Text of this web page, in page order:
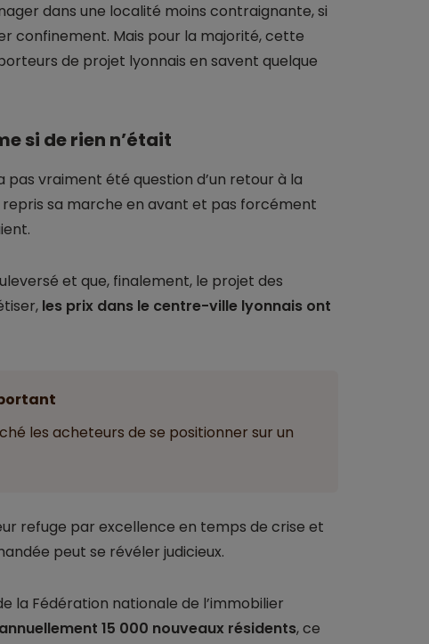
dans une localité moins contraignante, si
confinement. Mais pour la majorité, cette
de projet lyonnais en savent quelque
si de rien n’était
pas vraiment été question d’un retour à la
repris sa marche en avant et pas forcément
et que, finalement, le projet des
les prix dans le centre-ville lyonnais ont
les acheteurs de se positionner sur un
refuge par excellence en temps de crise et
peut se révéler judicieux.
la Fédération nationale de l’immobilier
15 000 nouveaux résidents, ce